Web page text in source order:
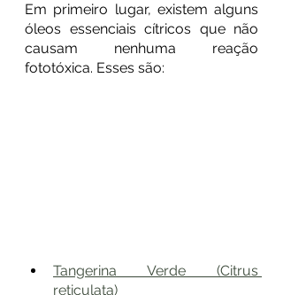
Em primeiro lugar, existem alguns
óleos essenciais cítricos que não
causam nenhuma reação
fototóxica. Esses são:
Tangerina Verde (Citrus
reticulata)